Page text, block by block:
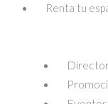
Renta tu